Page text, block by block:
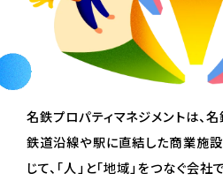
名鉄プロパティマネジメントは、
鉄道沿線や駅に直結した商業施設
じて、 「人」と「地域」をつなぐ会社